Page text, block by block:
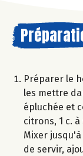
Préparer le
les mettre
épluchée et
citrons, 1 c.
Mixer
de servir,